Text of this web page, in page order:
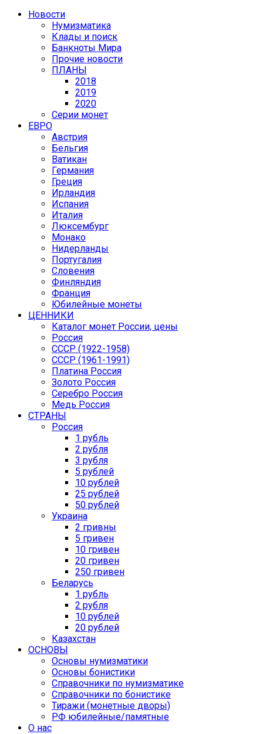
Новости
Нумизматика
Клады и поиск
Банкноты Мира
Прочие новости
ПЛАНЫ
2018
2019
2020
Серии монет
ЕВРО
Австрия
Бельгия
Ватикан
Германия
Греция
Ирландия
Испания
Италия
Люксембург
Монако
Нидерланды
Португалия
Словения
Финляндия
Франция
Юбилейные монеты
ЦЕННИКИ
Каталог монет России, цены
Россия
СССР (1922-1958)
CCCР (1961-1991)
Платина Россия
Золото Россия
Серебро Россия
Медь Россия
СТРАНЫ
Россия
1 рубль
2 рубля
3 рубля
5 рублей
10 рублей
25 рублей
50 рублей
Украина
2 гривны
5 гривен
10 гривен
20 гривен
250 гривен
Беларусь
1 рубль
2 рубля
10 рублей
20 рублей
Казахстан
ОСНОВЫ
Основы нумизматики
Основы бонистики
Справочники по нумизматике
Справочники по бонистике
Тиражи (монетные дворы)
РФ юбилейные/памятные
О нас